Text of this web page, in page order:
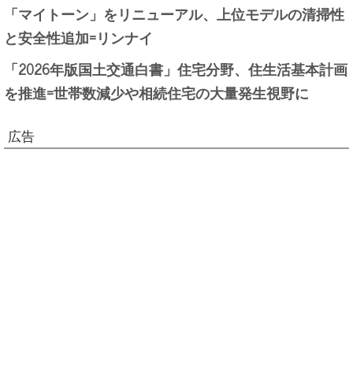
「マイトーン」をリニューアル、上位モデルの清掃性
と安全性追加=リンナイ
「2026年版国土交通白書」住宅分野、住生活基本計画
を推進=世帯数減少や相続住宅の大量発生視野に
広告